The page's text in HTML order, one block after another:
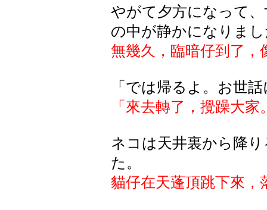
やがて夕方になって
の中が静かになりま
無幾久，臨暗仔到了，
「では帰るよ。お世
「來去轉了 ，攪躁大家
ネコは天井裏から降
た。
貓仔在天蓬頂跳下來，